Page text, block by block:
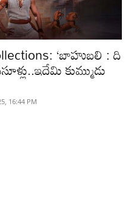
‘బాహుబలి : ది
కుమ్ముడు
16:44 PM